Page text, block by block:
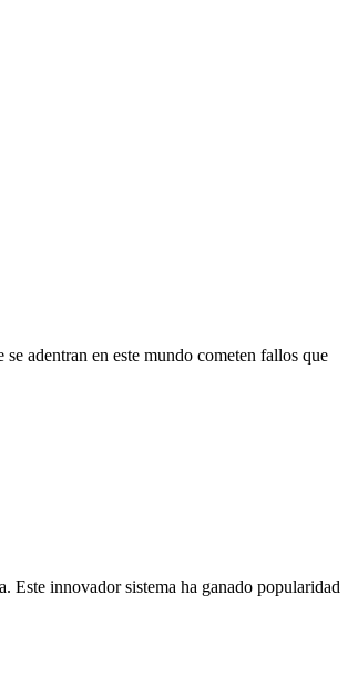
adentran en este mundo cometen fallos que
Este innovador sistema ha ganado popularidad